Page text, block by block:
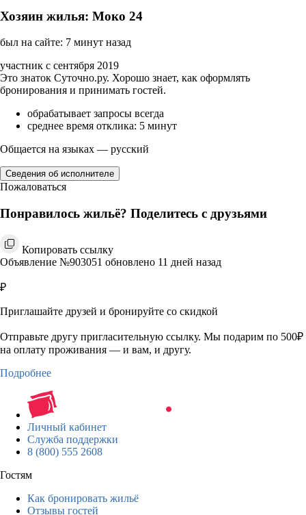
Хозяин жилья: Моко 24
был на сайте: 7 минут назад
участник с сентября 2019
Это знаток Суточно.ру. Хорошо знает, как оформлять
бронирования и принимать гостей.
обрабатывает запросы всегда
среднее время отклика: 5 минут
Общается на языках — русский
Сведения об исполнителе
Пожаловаться
Понравилось жильё? Поделитесь с друзьями
Копировать ссылку
Объявление №903051 обновлено 11 дней назад
₽
Приглашайте друзей и бронируйте со скидкой
Отправьте другу пригласительную ссылку. Мы подарим по 500₽
на оплату проживания — и вам, и другу.
Подробнее
Личный кабинет
Служба поддержки
8 (800) 555 2608
Гостям
Как бронировать жильё
Отзывы гостей